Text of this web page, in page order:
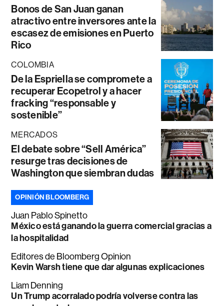
Bonos de San Juan ganan
atractivo entre inversores ante la
escasez de emisiones en Puerto
Rico
COLOMBIA
De la Espriella se compromete a
recuperar Ecopetrol y a hacer
fracking “responsable y
sostenible”
MERCADOS
El debate sobre “Sell América”
resurge tras decisiones de
Washington que siembran dudas
OPINIÓN BLOOMBERG
Juan Pablo Spinetto
México está ganando la guerra comercial gracias a
la hospitalidad
Editores de Bloomberg Opinion
Kevin Warsh tiene que dar algunas explicaciones
Liam Denning
Un Trump acorralado podría volverse contra las